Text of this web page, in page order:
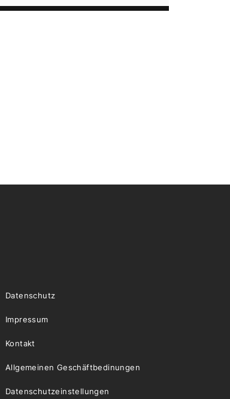
Datenschutz
Impressum
Kontakt
Allgemeinen Geschäftbedinungen
Datenschutzeinstellungen